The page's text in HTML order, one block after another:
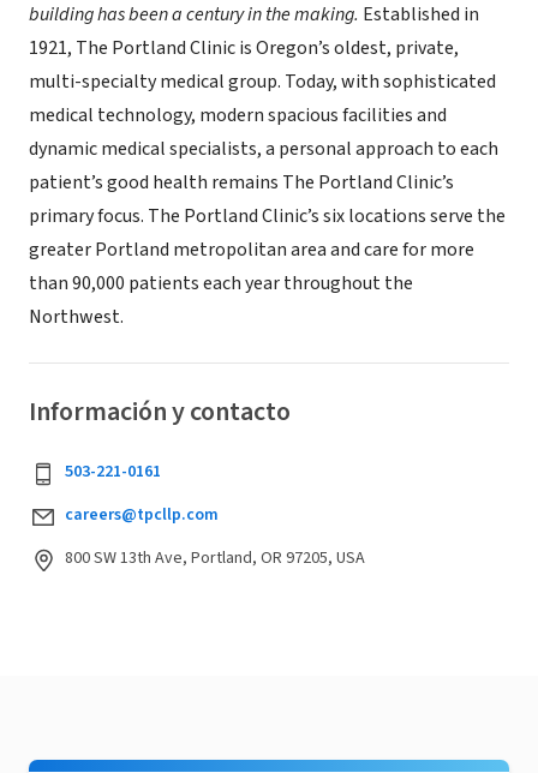
building has been a century in the making. Established in
1921, The Portland Clinic is Oregon’s oldest, private,
multi-specialty medical group. Today, with sophisticated
medical technology, modern spacious facilities and
dynamic medical specialists, a personal approach to each
patient’s good health remains The Portland Clinic’s
primary focus. The Portland Clinic’s six locations serve the
greater Portland metropolitan area and care for more
than 90,000 patients each year throughout the
Northwest.
Información y contacto
503-221-0161
careers@tpcllp.com
800 SW 13th Ave, Portland, OR 97205, USA